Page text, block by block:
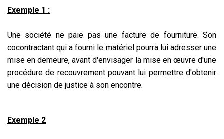
Exemple 1 :
Une société ne paie pas une facture de fourniture. Son
cocontractant qui a fourni le matériel pourra lui adresser une
mise en demeure, avant d'envisager la mise en œuvre d'une
procédure de recouvrement pouvant lui permettre d'obtenir
une décision de justice à son encontre.
Exemple 2